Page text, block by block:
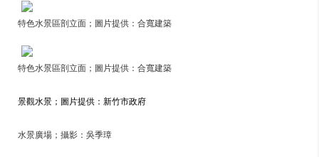
特色水景區剖立面；圖片提供：合寬建築
特色水景區剖立面；圖片提供：合寬建築
景觀水景；圖片提供：新竹市政府
水景廣場；攝影：吳季璋